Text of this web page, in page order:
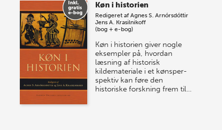
Køn i historien
Redigeret afAgnes S. Arnórsdóttir
Jens A. Krasilnikoff
(bog + e-bog)
Køn i historien giver nogle
eksempler på, hvordan
læsning af historisk
kildemateriale i et køns­per­
spektiv kan føre den
historiske forskning frem til…